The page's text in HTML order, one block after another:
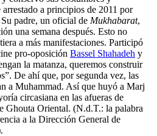
a principios de 2011 por
padre, un oficial de Mukhabarat,
una semana después. Esto no
a más manifestaciones. Participó
pro-oposición Bassel Shahadeh y
la matanza, queremos construir
De ahí que, por segunda vez, las
a Muhammad. Así que huyó a Marj
circasiana en las afueras de
Ghouta Oriental. (N.d.T.: la palabra
a la Dirección General de